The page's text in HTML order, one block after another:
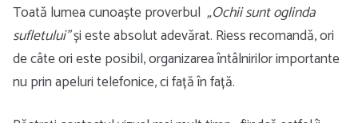
Toată lumea cunoaște proverbul „Ochii sunt oglinda
sufletului”și este absolut adevărat. Riess recomandă, ori
de câte ori este posibil, organizarea întâlnirilor importante
nu prin apeluri telefonice, ci față în față.